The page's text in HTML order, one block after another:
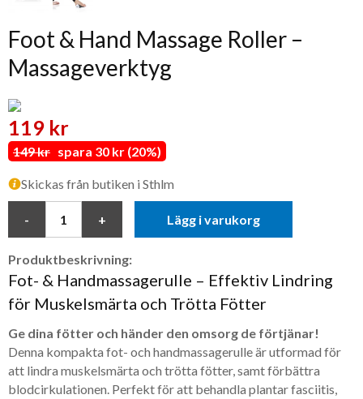
Foot & Hand Massage Roller –
Massageverktyg
119 kr
149 kr spara 30 kr (20%)
Skickas från butiken i Sthlm
Lägg i varukorg
Produktbeskrivning:
Fot- & Handmassagerulle – Effektiv Lindring
för Muskelsmärta och Trötta Fötter
Ge dina fötter och händer den omsorg de förtjänar!
Denna kompakta fot- och handmassagerulle är utformad för
att lindra muskelsmärta och trötta fötter, samt förbättra
blodcirkulationen. Perfekt för att behandla plantar fasciitis,